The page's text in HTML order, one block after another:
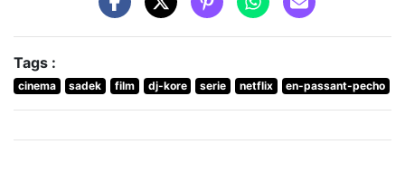
Tags :
cinema sadek film dj-kore serie netflix en-passant-pecho